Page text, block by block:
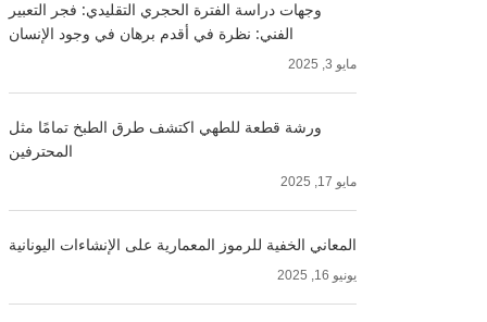
وجهات دراسة الفترة الحجري التقليدي: فجر التعبير
الفني: نظرة في أقدم برهان في وجود الإنسان
مايو 3, 2025
ورشة قطعة للطهي اكتشف طرق الطبخ تمامًا مثل
المحترفين
مايو 17, 2025
المعاني الخفية للرموز المعمارية على الإنشاءات اليونانية
يونيو 16, 2025